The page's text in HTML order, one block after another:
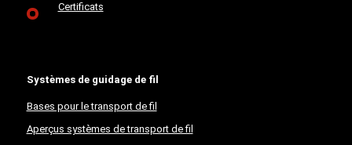
Certificats
Systèmes de guidage de fil
Bases pour le transport de fil
Aperçus systèmes de transport de fil